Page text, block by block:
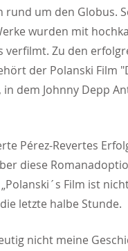
rund um den Globus.
wurden mit
verfilmt. Zu den
der Polanski Film
in dem Johnny Depp
Pérez-Revertes
diese
Film ist
letzte halbe Stunde.
nicht meine